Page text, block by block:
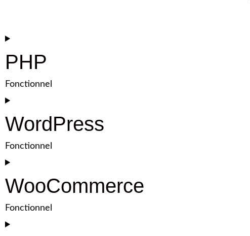
PHP
Fonctionnel
WordPress
Fonctionnel
WooCommerce
Fonctionnel